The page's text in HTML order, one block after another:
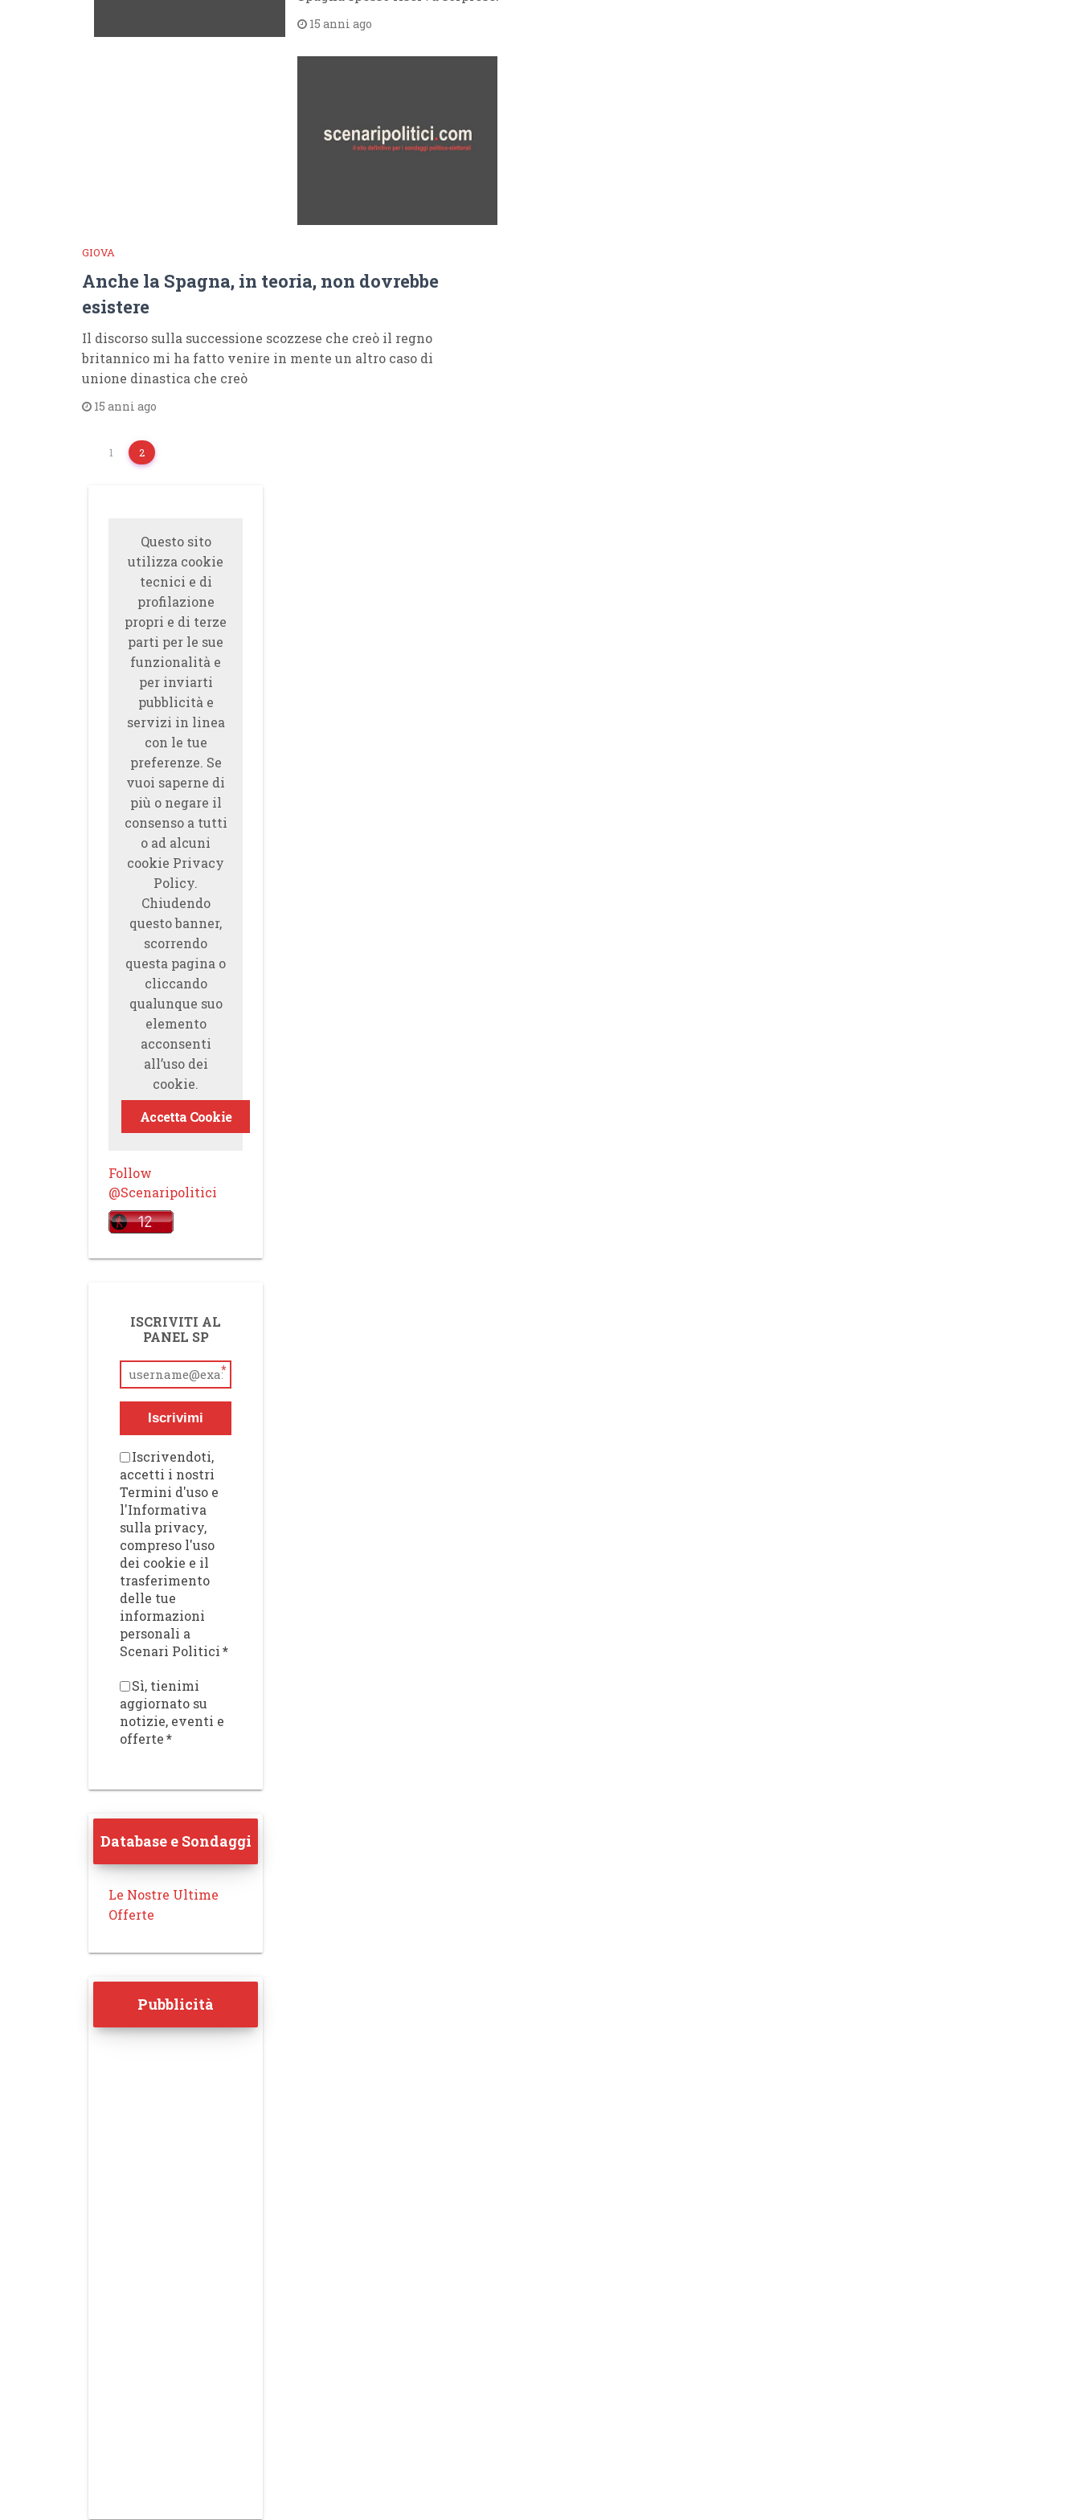
15 anni ago
GIOVA
Anche la Spagna, in teoria, non dovrebbe
esistere
Il discorso sulla successione scozzese che creò il regno
britannico mi ha fatto venire in mente un altro caso di
unione dinastica che creò
15 anni ago
1 2
Questo sito
utilizza cookie
tecnici e di
profilazione
propri e di terze
parti per le sue
funzionalità e
per inviarti
pubblicità e
servizi in linea
con le tue
preferenze. Se
vuoi saperne di
più o negare il
consenso a tutti
o ad alcuni
cookie Privacy
Policy.
Chiudendo
questo banner,
scorrendo
questa pagina o
cliccando
qualunque suo
elemento
acconsenti
all’uso dei
cookie.
Accetta Cookie
Follow
@Scenaripolitici
ISCRIVITI AL
PANEL SP
*
Iscrivimi
Iscrivendoti,
accetti i nostri
Termini d'uso e
l'Informativa
sulla privacy,
compreso l'uso
dei cookie e il
trasferimento
delle tue
informazioni
personali a
Scenari Politici*
Sì, tienimi
aggiornato su
notizie, eventi e
offerte*
Database e Sondaggi
Le Nostre Ultime
Offerte
Pubblicità